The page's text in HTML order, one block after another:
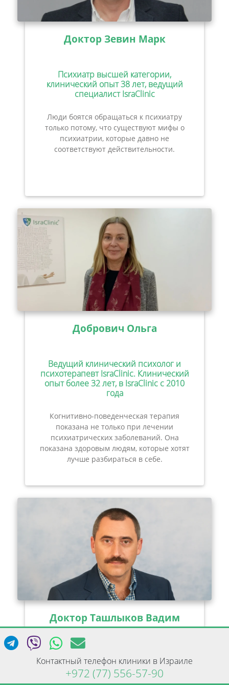
Доктор Зевин Марк
Психиатр высшей категории,
клинический опыт 38 лет, ведущий
специалист IsraClinic
Люди боятся обращаться к психиатру
только потому, что существуют мифы о
психиатрии, которые давно не
соответствуют действительности.
Добрович Ольга
Ведущий клинический психолог и
психотерапевт IsraClinic. Клинический
опыт более 32 лет, в IsraClinic с 2010
года
Когнитивно-поведенческая терапия
показана не только при лечении
психиатрических заболеваний. Она
показана здоровым людям, которые хотят
лучше разбираться в себе.
Доктор Ташлыков Вадим
Врач-невролог высшей категории с
клиническим стажем 30 лет | IsraClinic
Контактный телефон клиники в Израиле
+972 (77) 556-57-90